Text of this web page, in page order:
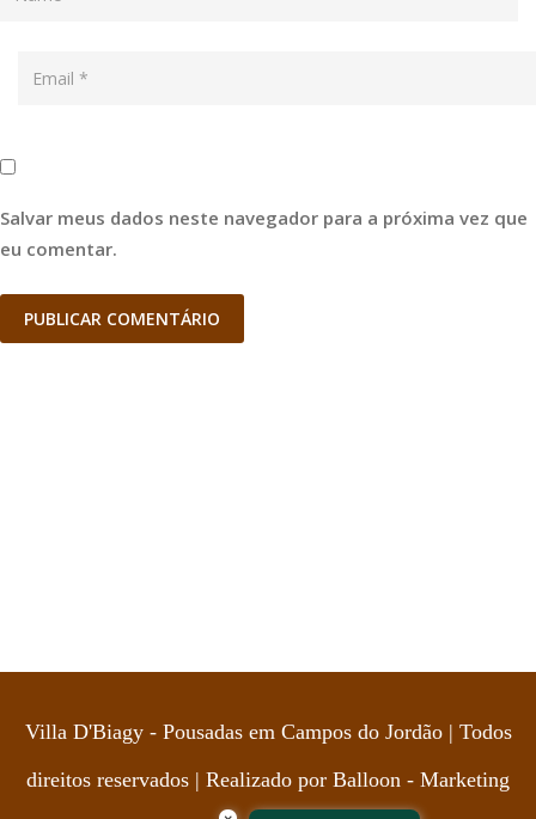
Salvar meus dados neste navegador para a próxima vez que
eu comentar.
Villa D'Biagy - Pousadas em Campos do Jordão | Todos
direitos reservados | Realizado por Balloon - Marketing